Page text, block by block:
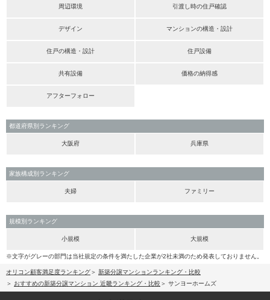
周辺環境 引渡し時の住戸確認
デザイン マンションの構造・設計
住戸の構造・設計 住戸設備
共有設備 価格の納得感
アフターフォロー
都道府県別ランキング
大阪府 兵庫県
家族構成別ランキング
夫婦 ファミリー
規模別ランキング
小規模 大規模
※文字がグレーの部門は当社規定の条件を満たした企業が2社未満のため発表しておりません。
オリコン顧客満足度ランキング
新築分譲マンションランキング・比較
おすすめの新築分譲マンション 近畿ランキング・比較
サンヨーホームズ